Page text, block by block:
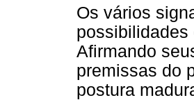
Os vários
possibilidades
Afirmando
premissas do
postura